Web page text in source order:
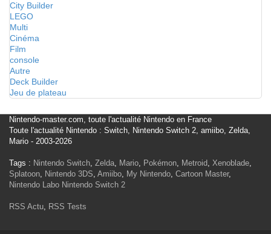
City Builder
LEGO
Multi
Cinéma
Film
console
Autre
Deck Builder
Jeu de plateau
Nintendo-master.com, toute l'actualité Nintendo en France
Toute l'actualité Nintendo : Switch, Nintendo Switch 2, amiibo, Zelda,
Mario - 2003-2026
Tags : Nintendo Switch, Zelda, Mario, Pokémon, Metroid, Xenoblade,
Splatoon, Nintendo 3DS, Amiibo, My Nintendo, Cartoon Master,
Nintendo Labo Nintendo Switch 2
RSS Actu, RSS Tests